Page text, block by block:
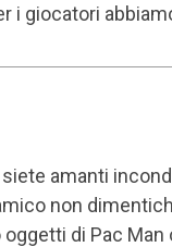
i giocatori
amanti
non
di Pac Man